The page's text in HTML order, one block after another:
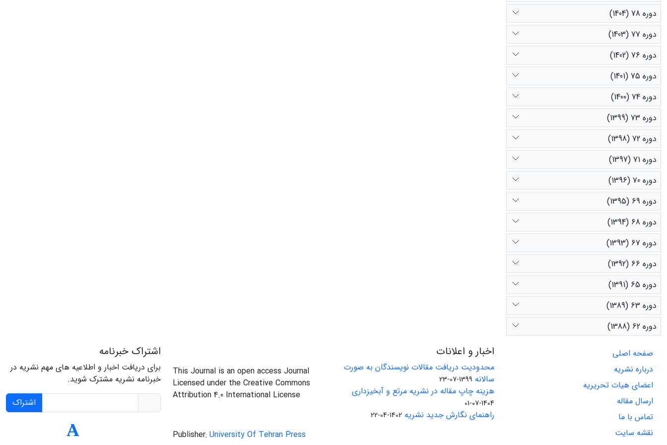
دوره 78 (1404)
دوره 77 (1403)
دوره 76 (1402)
دوره 75 (1401)
دوره 74 (1400)
دوره 73 (1399)
دوره 72 (1398)
دوره 71 (1397)
دوره 70 (1396)
دوره 69 (1395)
دوره 68 (1394)
دوره 67 (1393)
دوره 66 (1392)
دوره 65 (1391)
دوره 63 (1389)
دوره 62 (1388)
صفحه اصلی
درباره نشریه
اعضای هیات تحریریه
ارسال مقاله
تماس با ما
نقشه سایت
اخبار و اعلانات
محدودیت دریافت مقالات نویسندگان به صورت
سالانه 1399-07-23
هزینه چاپ مقاله در نشریه مرتع و آبخیزداری
1404-07-01
راهنمای نگارش جدید نشریه 1402-04-22
This Journal is an open access Journal
Licensed under the Creative Commons
Attribution 4.0 International License
Publisher: University Of Tehran Press
اشتراک خبرنامه
برای دریافت اخبار و اطلاعیه های مهم نشریه در
خبرنامه نشریه مشترک شوید.
اشتراک